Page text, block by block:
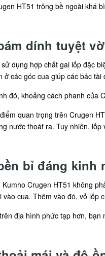
HT51 trông bề ngoài khá
dính tuyệt
sử dụng hợp chất gai lốp đặc
ở các góc cua giúp các bác
đó, khoảng cách phanh của
quan trọng trên Crugen
nước thoát ra. Tuy nhiên,
bỉ đáng kinh
Kumho Crugen HT51 không
vào cua. Thêm vào đó, vỏ lốp
địa hình phức tạp hơn,